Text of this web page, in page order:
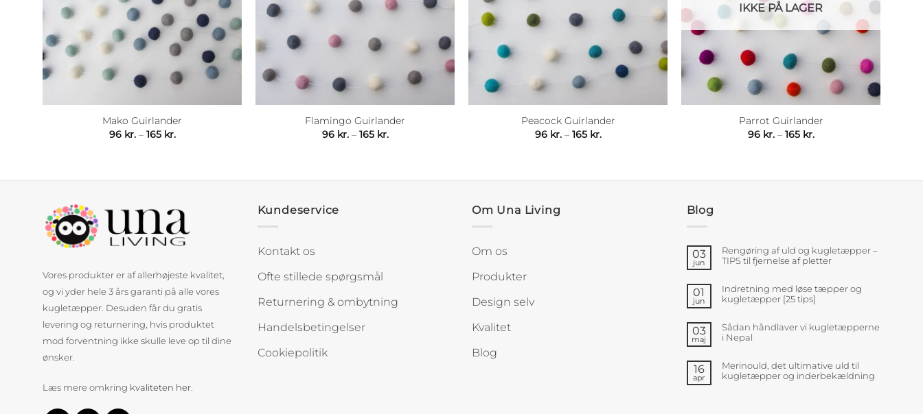
Mako Guirlander
96 kr. – 165 kr.Prisinterval:
Flamingo Guirlander
96 kr. – 165 kr.Prisinterval:
Peacock Guirlander
96 kr. – 165 kr.Prisinterval:
IKKE PÅ LAGER
Parrot Guirlander
96 kr. – 165 kr.Prisinterval:
Vores produkter er af allerhøjeste kvalitet,
og vi yder hele 3 års garanti på alle vores
kugletæpper. Desuden får du gratis
levering og returnering, hvis produktet
mod forventning ikke skulle leve op til dine
ønsker.
Læs mere omkring kvaliteten her
Kundeservice
Kontakt os
Ofte stillede spørgsmål
Returnering & ombytning
Handelsbetingelser
Cookiepolitik
Om Una Living
Om os
Produkter
Design selv
Kvalitet
Blog
Blog
03
jun
Rengøring af uld og kugletæpper –
TIPS til fjernelse af pletter
01
jun
Indretning med løse tæpper og
kugletæpper [25 tips]
03
maj
Sådan håndlaver vi kugletæpperne
i Nepal
16
apr
Merinould, det ultimative uld til
kugletæpper og inderbekældning